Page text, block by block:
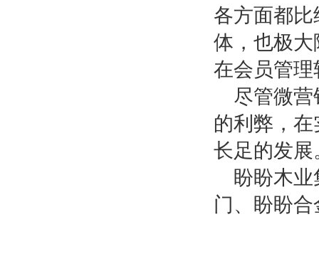
各方面都
体，也极
在会员管
尽管微
的利弊，
长足的发展
盼盼木
门、盼盼